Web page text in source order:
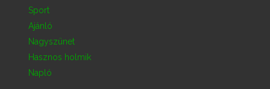
Sport
Ajánló
Nagyszünet
Hasznos holmik
Napló